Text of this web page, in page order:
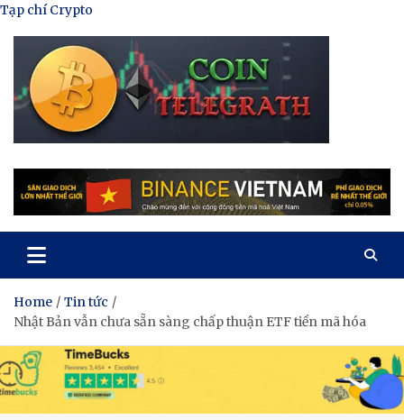
Skip
content
Tạp chí Crypto
Tạp Chí Tiền Mã Hóa
Home
Tin tức
Nhật Bản vẫn chưa sẵn sàng chấp thuận ETF tiền mã hóa